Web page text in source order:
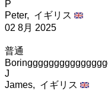
P
Peter, イギリス
02 8月 2025
普通
J
James, イギリス